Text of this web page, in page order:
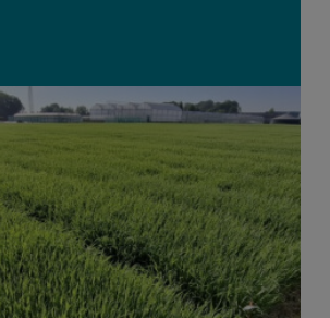
in opmars: maakt
een comeback?
opnieuw een bloeiende teelt worden in
Inagro en Proefhoeve
kans niet uit. “Veel akkerbouwers kijken